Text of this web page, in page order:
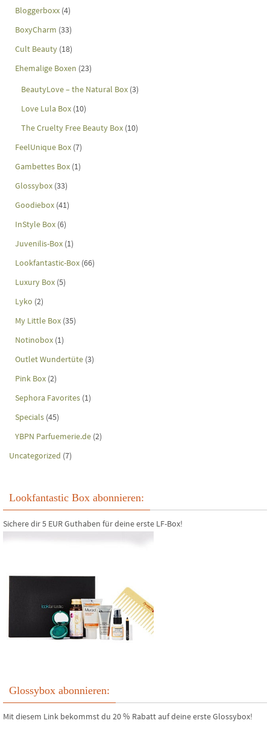
Bloggerboxx (4)
BoxyCharm (33)
Cult Beauty (18)
Ehemalige Boxen (23)
BeautyLove – the Natural Box (3)
Love Lula Box (10)
The Cruelty Free Beauty Box (10)
FeelUnique Box (7)
Gambettes Box (1)
Glossybox (33)
Goodiebox (41)
InStyle Box (6)
Juvenilis-Box (1)
Lookfantastic-Box (66)
Luxury Box (5)
Lyko (2)
My Little Box (35)
Notinobox (1)
Outlet Wundertüte (3)
Pink Box (2)
Sephora Favorites (1)
Specials (45)
YBPN Parfuemerie.de (2)
Uncategorized (7)
Lookfantastic Box abonnieren:
Sichere dir 5 EUR Guthaben für deine erste LF-Box!
Glossybox abonnieren:
Mit diesem Link bekommst du 20 % Rabatt auf deine erste Glossybox!